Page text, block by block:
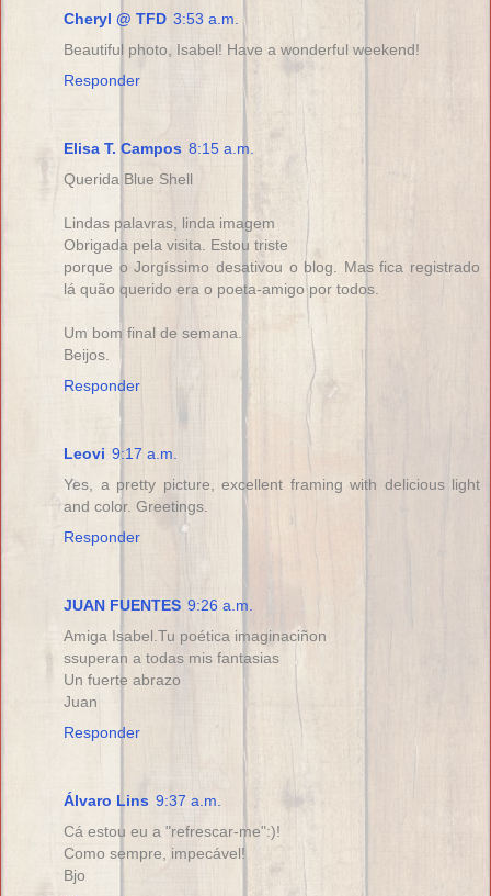
Cheryl @ TFD 3:53 a.m.
Beautiful photo, Isabel! Have a wonderful weekend!
Responder
Elisa T. Campos 8:15 a.m.
Querida Blue Shell
Lindas palavras, linda imagem
Obrigada pela visita. Estou triste
porque o Jorgíssimo desativou o blog. Mas fica registrado
lá quão querido era o poeta-amigo por todos.
Um bom final de semana.
Beijos.
Responder
Leovi 9:17 a.m.
Yes, a pretty picture, excellent framing with delicious light
and color. Greetings.
Responder
JUAN FUENTES 9:26 a.m.
Amiga Isabel.Tu poética imaginaciñon
ssuperan a todas mis fantasias
Un fuerte abrazo
Juan
Responder
Álvaro Lins 9:37 a.m.
Cá estou eu a "refrescar-me":)!
Como sempre, impecável!
Bjo